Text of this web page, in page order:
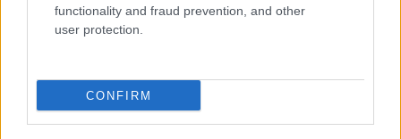
functionality and fraud prevention, and other
user protection.
CONFIRM
El Brent cae un 8.46% y arrastra a las materias primas